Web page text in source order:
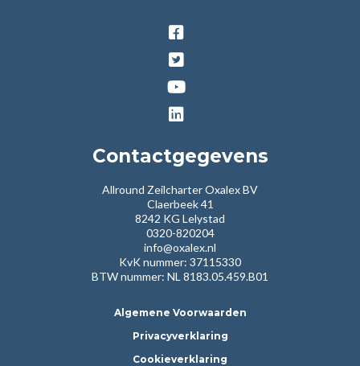
Contactgegevens
Allround Zeilcharter Oxalex BV
Claerbeek 41
8242 KG Lelystad
0320-820204
info@oxalex.nl
KvK nummer: 37115330
BTW nummer: NL 8183.05.459.B01
Algemene Voorwaarden
Privacyverklaring
Cookieverklaring